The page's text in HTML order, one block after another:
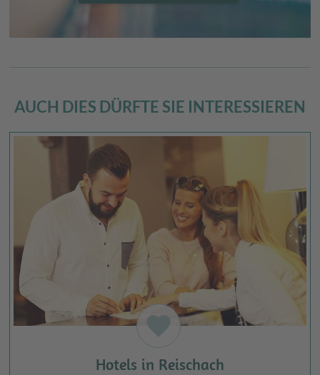
AUCH DIES DÜRFTE SIE INTERESSIEREN
favorite
Hotels in Reischach